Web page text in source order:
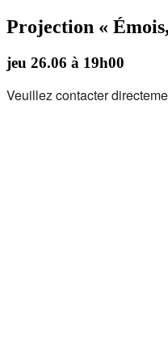
Projection «
jeu 26.06 à 19h00
Veuillez contacter